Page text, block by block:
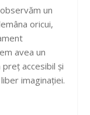
un
oricui,
avea un
accesibil și
imaginației.